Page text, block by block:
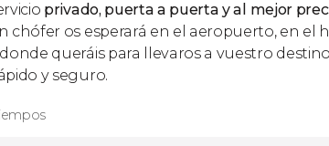
privado, puerta a puerta y al mejor
chófer os esperará en el aeropuerto, en el
queráis para llevaros a vuestro
y seguro.